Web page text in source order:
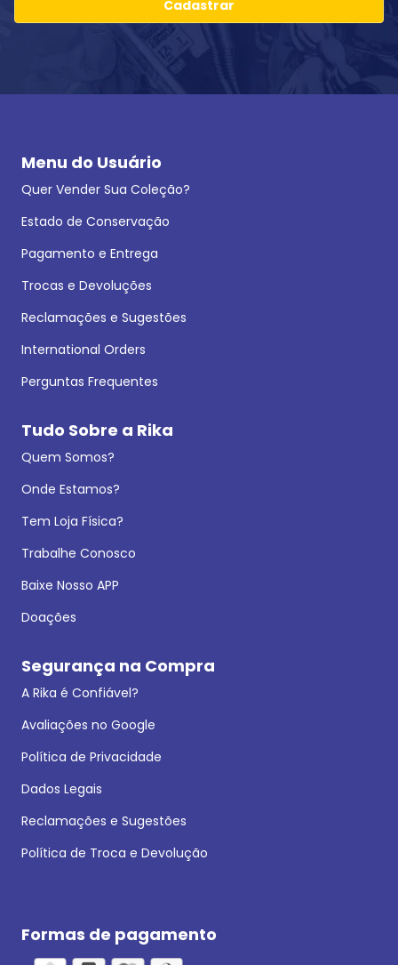
Cadastrar
Menu do Usuário
Quer Vender Sua Coleção?
Estado de Conservação
Pagamento e Entrega
Trocas e Devoluções
Reclamações e Sugestões
International Orders
Perguntas Frequentes
Tudo Sobre a Rika
Quem Somos?
Onde Estamos?
Tem Loja Física?
Trabalhe Conosco
Baixe Nosso APP
Doações
Segurança na Compra
A Rika é Confiável?
Avaliações no Google
Política de Privacidade
Dados Legais
Reclamações e Sugestões
Política de Troca e Devolução
Formas de pagamento